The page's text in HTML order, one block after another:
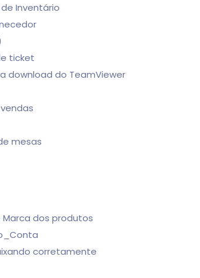
Inventário
ticket
download do TeamViewer
mesas
Marca dos produtos
corretamente